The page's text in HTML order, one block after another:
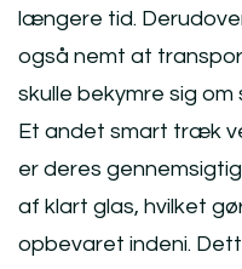
længere tid.
også nemt at
skulle bekymre sig
Et andet smart træk
er deres
af klart glas, hvilket
opbevaret indeni.